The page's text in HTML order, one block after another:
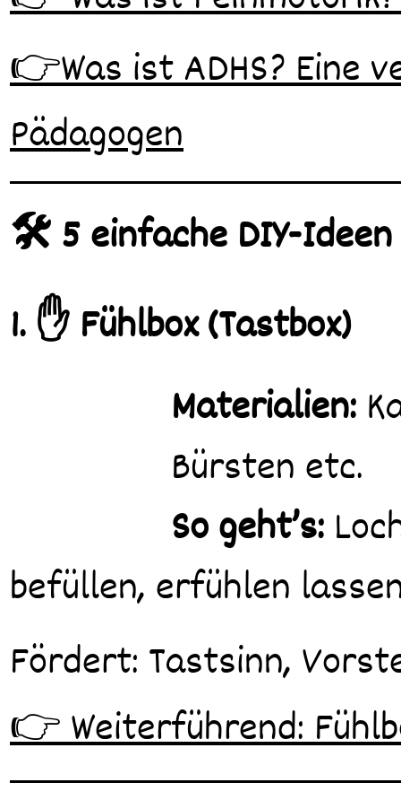
👉Was ist ADHS? Eine
Pädagogen
🛠️ 5 einfache DIY-
1. ✋ Fühlbox (Tastbox)
Materialien:
Bürsten etc.
So geht’s:
befüllen, erfühlen
Fördert: Tastsinn,
👉 Weiterführend: